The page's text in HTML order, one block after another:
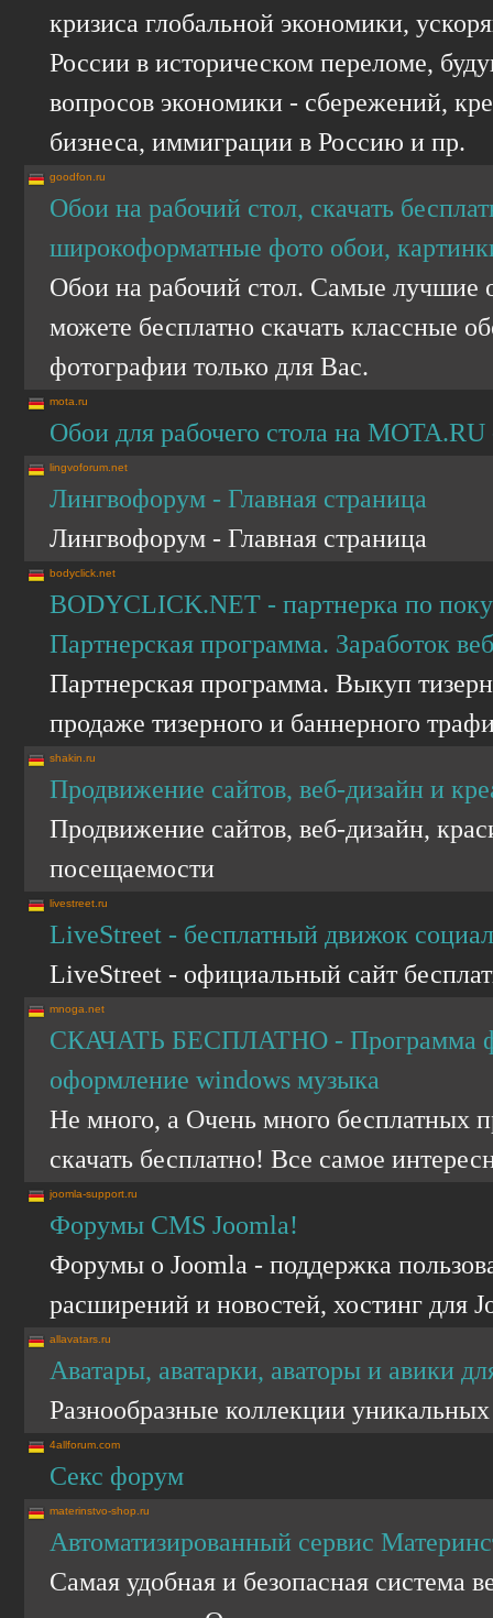
кризиса глобальной экономики,
России в историческом переломе,
вопросов экономики - сбережений,
бизнеса, иммиграции в Россию и пр.
goodfon.ru
Обои на рабочий стол, скачать
широкоформатные фото обои,
Обои на рабочий стол. Самые лучшие
можете бесплатно скачать классные
фотографии только для Вас.
mota.ru
Обои для рабочего стола на
lingvoforum.net
Лингвофорум - Главная страница
Лингвофорум - Главная страница
bodyclick.net
BODYCLICK.NET - партнерка по
Партнерская программа. Заработок
Партнерская программа. Выкуп
продаже тизерного и баннерного
shakin.ru
Продвижение сайтов, веб-дизайн и
Продвижение сайтов, веб-дизайн,
посещаемости
livestreet.ru
LiveStreet - бесплатный движок
LiveStreet - официальный сайт
mnoga.net
СКАЧАТЬ БЕСПЛАТНО - Программа
оформление windows музыка
Не много, а Очень много бесплатных
скачать бесплатно! Все самое
joomla-support.ru
Форумы CMS Joomla!
Форумы о Joomla - поддержка
расширений и новостей, хостинг для
allavatars.ru
Аватары, аватарки, аваторы и авики
Разнообразные коллекции уникальных
4allforum.com
Секс форум
materinstvo-shop.ru
Автоматизированный сервис
Самая удобная и безопасная система